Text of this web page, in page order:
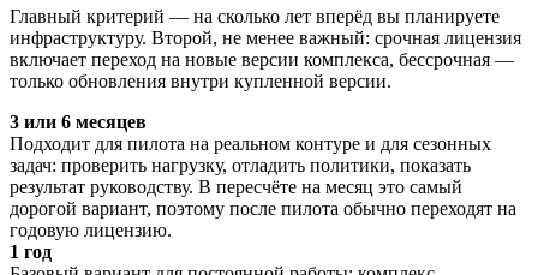
Главный критерий — на сколько лет вперёд вы планируете
инфраструктуру. Второй, не менее важный: срочная лицензия
включает переход на новые версии комплекса, бессрочная —
только обновления внутри купленной версии.
3 или 6 месяцев
Подходит для пилота на реальном контуре и для сезонных
задач: проверить нагрузку, отладить политики, показать
результат руководству. В пересчёте на месяц это самый
дорогой вариант, поэтому после пилота обычно переходят на
годовую лицензию.
1 год